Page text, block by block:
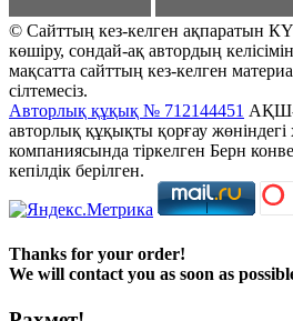
© Сайттың кез-келген ақпаратын
көшіру, сондай-ақ автордың
мақсатта сайттың кез-келген
сілтемесіз.
Авторлық құқық № 712144451 АҚШ-
авторлық құқықты қорғау
компаниясында тіркелген Берн
кепілдік берілген.
Thanks for your order!
We will contact you as soon as